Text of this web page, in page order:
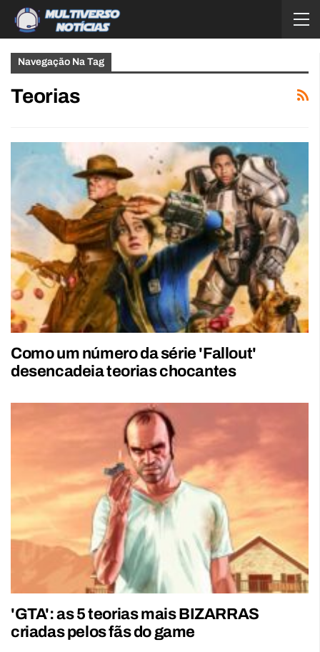
Navegação Na Tag
Teorias
Como um número da série 'Fallout'
desencadeia teorias chocantes
'GTA': as 5 teorias mais BIZARRAS
criadas pelos fãs do game